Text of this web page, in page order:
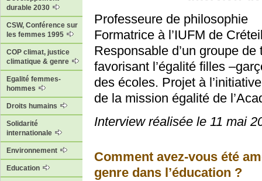
durable 2030
CSW, Conférence sur
les femmes 1995
COP climat, justice
climatique & genre
Egalité femmes-
hommes
Droits humains
Solidarité
internationale
Environnement
Education
Professeure de philosophie
Formatrice à l’IUFM de
Responsable d’un groupe
favorisant l’égalité filles
des écoles. Projet à
de la mission égalité de
Interview réalisée le 11 mai
Comment avez-vous été
genre dans l’éducation ?